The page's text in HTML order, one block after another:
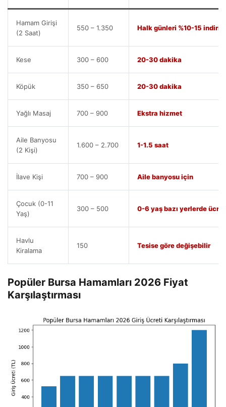
Hamam Girişi
(2 Saat)
550 – 1.350 Halk günleri %10-15
Kese 300 – 600 20-30 dakika
Köpük 350 – 650 20-30 dakika
Yağlı Masaj 700 – 900 Ekstra hizmet
Aile Banyosu
(2 Kişi)
1.600 – 2.700 1-1.5 saat
İlave Kişi 700 – 900 Aile banyosu için
Çocuk (0-11
Yaş)
300 – 500 0-6 yaş bazı yerlerde
Havlu
Kiralama
150 Tesise göre değişebilir
Popüler Bursa Hamamları 2026 Fiyat
Karşılaştırması